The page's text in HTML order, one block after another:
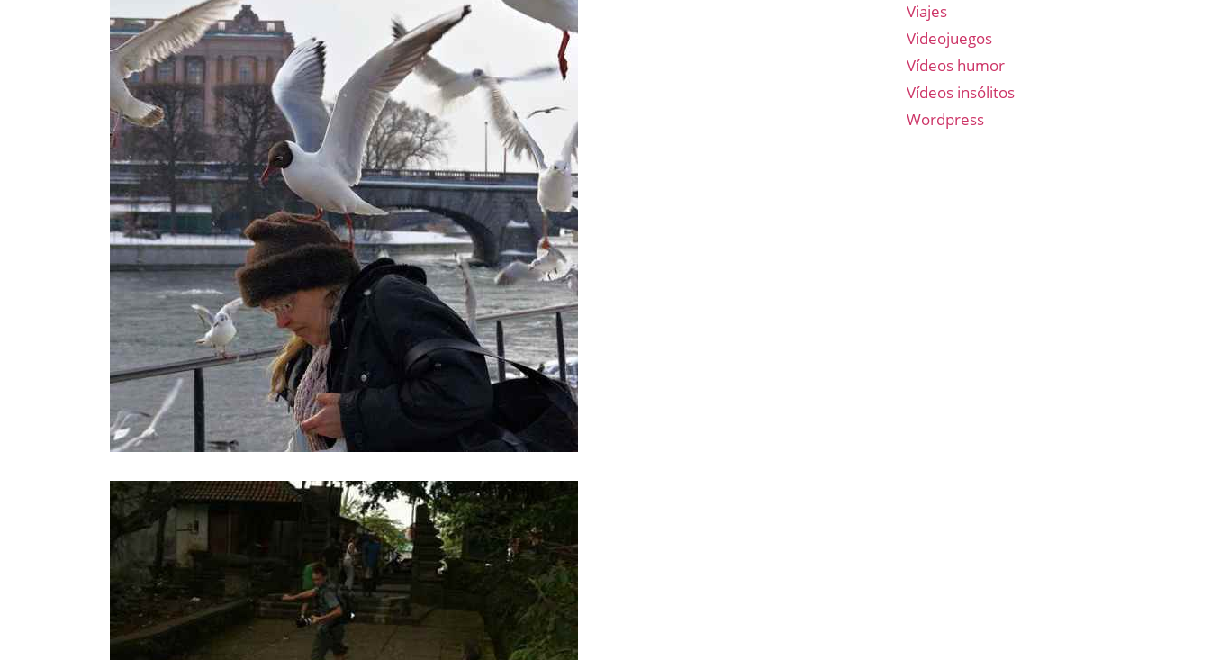
Viajes
Videojuegos
Vídeos humor
Vídeos insólitos
Wordpress